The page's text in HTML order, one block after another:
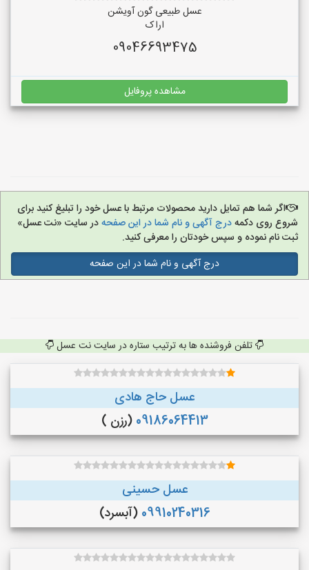
عسل طبیعی گون آویشن
اراک
09046693475
مشاهده پروفایل
اگر شما هم تمایل دارید محصولات مرتبط با عسل خود را تبلیغ کنید برای
شروع روی دکمهدرج آگهی و نام شما در این صفحهدر سایت «نت عسل»
ثبت نام نموده و سپس خودتان را معرفی کنید.
درج آگهی و نام شما در این صفحه
تلفن فروشنده ها به ترتیب ستاره در سایت نت عسل
عسل حاج هادی
09186064413 (رزن )
عسل حسینی
09910240316 (آبسرد)